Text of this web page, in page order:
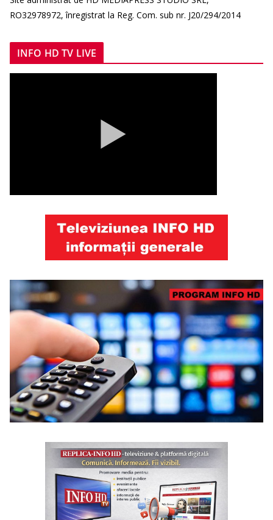
RO32978972, înregistrat la Reg. Com. sub nr. J20/294/2014
INFO HD TV LIVE